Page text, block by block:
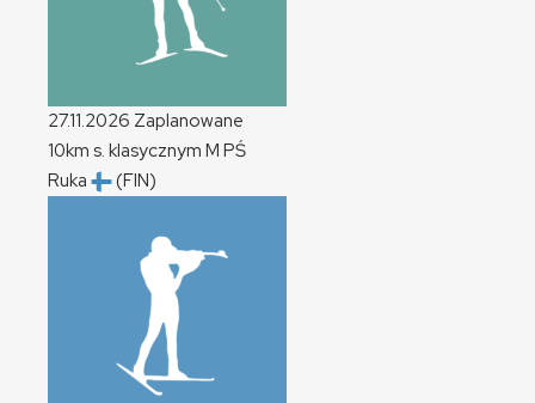
27.11.2026 Zaplanowane
10km s. klasycznym M PŚ
Ruka
(FIN)